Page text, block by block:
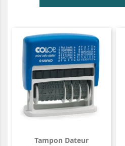
Tampon Dateur